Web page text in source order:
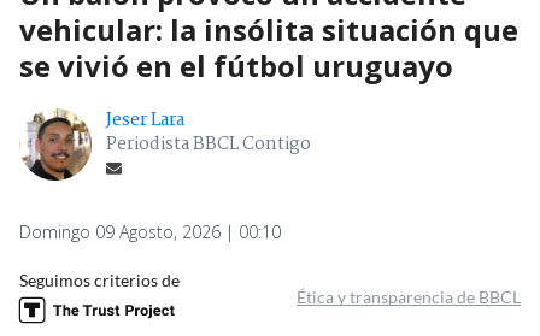
vehicular: la insólita situación que
se vivió en el fútbol uruguayo
Jeser Lara
Periodista BBCL Contigo
Domingo 09 Agosto, 2026 | 00:10
Seguimos criterios de
Ética y transparencia de BBCL